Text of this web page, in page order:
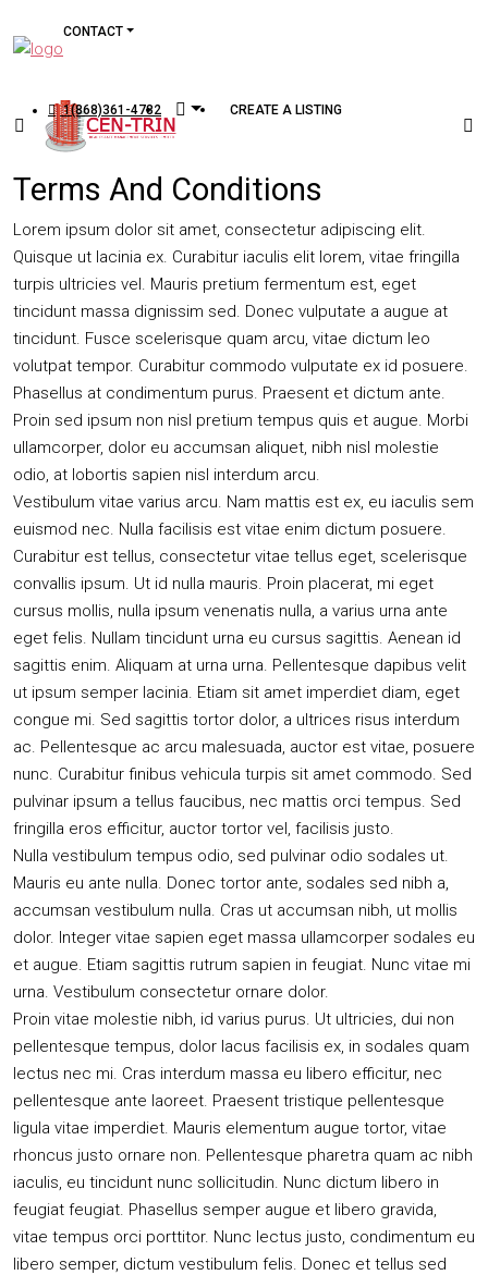
CONTACT
1(868)361-4782 CREATE A LISTING
Terms And Conditions
Lorem ipsum dolor sit amet, consectetur adipiscing elit.
Quisque ut lacinia ex. Curabitur iaculis elit lorem, vitae fringilla
turpis ultricies vel. Mauris pretium fermentum est, eget
tincidunt massa dignissim sed. Donec vulputate a augue at
tincidunt. Fusce scelerisque quam arcu, vitae dictum leo
volutpat tempor. Curabitur commodo vulputate ex id posuere.
Phasellus at condimentum purus. Praesent et dictum ante.
Proin sed ipsum non nisl pretium tempus quis et augue. Morbi
ullamcorper, dolor eu accumsan aliquet, nibh nisl molestie
odio, at lobortis sapien nisl interdum arcu.
Vestibulum vitae varius arcu. Nam mattis est ex, eu iaculis sem
euismod nec. Nulla facilisis est vitae enim dictum posuere.
Curabitur est tellus, consectetur vitae tellus eget, scelerisque
convallis ipsum. Ut id nulla mauris. Proin placerat, mi eget
cursus mollis, nulla ipsum venenatis nulla, a varius urna ante
eget felis. Nullam tincidunt urna eu cursus sagittis. Aenean id
sagittis enim. Aliquam at urna urna. Pellentesque dapibus velit
ut ipsum semper lacinia. Etiam sit amet imperdiet diam, eget
congue mi. Sed sagittis tortor dolor, a ultrices risus interdum
ac. Pellentesque ac arcu malesuada, auctor est vitae, posuere
nunc. Curabitur finibus vehicula turpis sit amet commodo. Sed
pulvinar ipsum a tellus faucibus, nec mattis orci tempus. Sed
fringilla eros efficitur, auctor tortor vel, facilisis justo.
Nulla vestibulum tempus odio, sed pulvinar odio sodales ut.
Mauris eu ante nulla. Donec tortor ante, sodales sed nibh a,
accumsan vestibulum nulla. Cras ut accumsan nibh, ut mollis
dolor. Integer vitae sapien eget massa ullamcorper sodales eu
et augue. Etiam sagittis rutrum sapien in feugiat. Nunc vitae mi
urna. Vestibulum consectetur ornare dolor.
Proin vitae molestie nibh, id varius purus. Ut ultricies, dui non
pellentesque tempus, dolor lacus facilisis ex, in sodales quam
lectus nec mi. Cras interdum massa eu libero efficitur, nec
pellentesque ante laoreet. Praesent tristique pellentesque
ligula vitae imperdiet. Mauris elementum augue tortor, vitae
rhoncus justo ornare non. Pellentesque pharetra quam ac nibh
iaculis, eu tincidunt nunc sollicitudin. Nunc dictum libero in
feugiat feugiat. Phasellus semper augue et libero gravida,
vitae tempus orci porttitor. Nunc lectus justo, condimentum eu
libero semper, dictum vestibulum felis. Donec et tellus sed